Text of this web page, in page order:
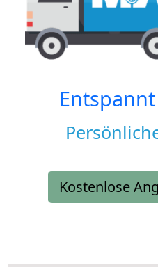
Kostenlose